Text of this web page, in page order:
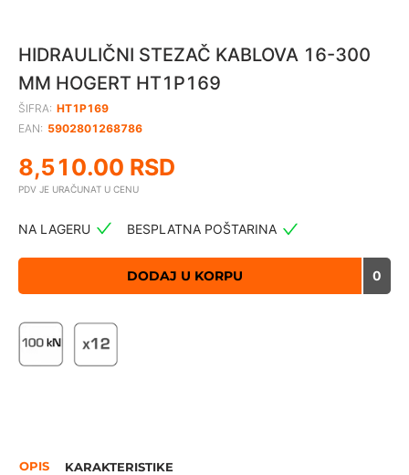
HIDRAULIČNI STEZAČ KABLOVA 16-300
MM HOGERT HT1P169
ŠIFRA: HT1P169
EAN: 5902801268786
8,510.00 RSD
PDV JE URAČUNAT U CENU
NA LAGERU BESPLATNA POŠTARINA
DODAJ U KORPU 0
OPIS KARAKTERISTIKE